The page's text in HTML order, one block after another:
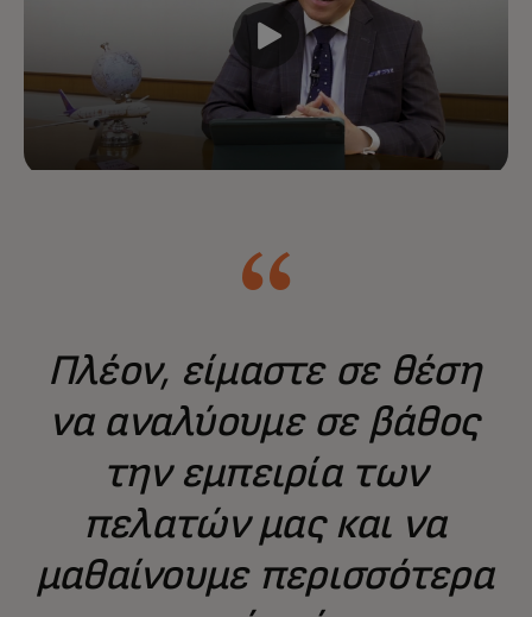
δεδομένων και τεχνολογίας στον
Πλέον, είμαστε σε θέση
να αναλύουμε σε βάθος
την εμπειρία των
πελατών μας και να
μαθαίνουμε περισσότερα